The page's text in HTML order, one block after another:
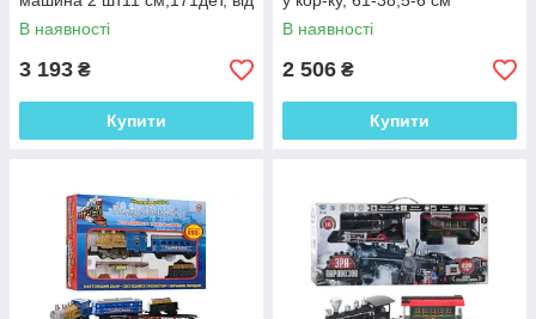
мережі, у кор,66-47-8 см
В наявності
3 193 ₴
Купити
В наявності
2 506 ₴
Купити